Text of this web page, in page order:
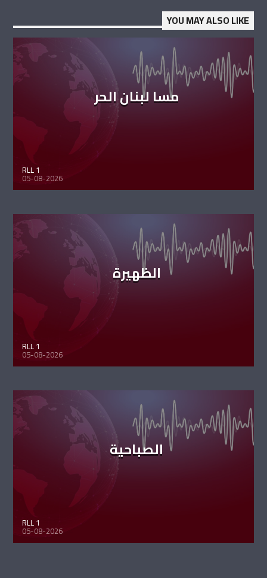
YOU MAY ALSO LIKE
مسا لبنان الحر
RLL 1
05-08-2026
الظهيرة
RLL 1
05-08-2026
الصباحية
RLL 1
05-08-2026